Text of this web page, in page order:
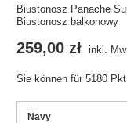
Biustonosz Panache
Biustonosz balkonowy
Navy
259,00 zł inkl.
Sie können für5180